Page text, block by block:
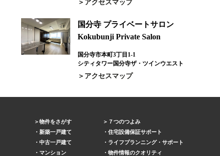
アクセスマップ
国分寺 プライベートサロン
Kokubunji Private Salon
国分寺市本町3丁目1-1
シティタワー国分寺ザ・ツインウエスト
アクセスマップ
物件をさがす
新築一戸建て
中古一戸建て
マンション
７つのつよみ
住宅設備保証サポート
ライフプランニング・サポート
物件情報のクオリティ